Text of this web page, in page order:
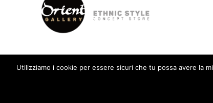
© Orient Gallery 2018 | Centro Commerciale Mirella, Santa
Utilizziamo i cookie per essere sicuri che tu possa avere la